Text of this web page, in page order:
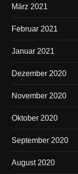
März 2021
Februar 2021
Januar 2021
Dezember 2020
November 2020
Oktober 2020
September 2020
August 2020